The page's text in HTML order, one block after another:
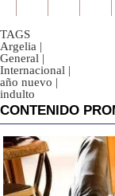
TAGS
Argelia |
General |
Internacional |
año nuevo |
indulto